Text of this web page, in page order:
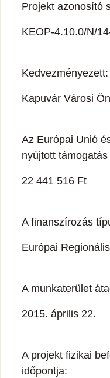
Projekt azonosító
KEOP-4.10.0/N/
Kedvezményezett:
Kapuvár Városi
Az Európai Unió
nyújtott
22 441 516 Ft
A finanszírozás
Európai
A munkaterület
2015. április 22.
A projekt fizikai
időpontja: